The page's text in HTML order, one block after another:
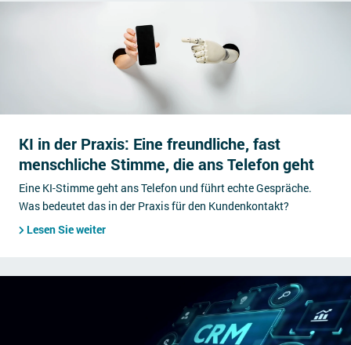
KI in der Praxis: Eine freundliche, fast
menschliche Stimme, die ans Telefon geht
Eine KI-Stimme geht ans Telefon und führt echte Gespräche.
Was bedeutet das in der Praxis für den Kundenkontakt?
Lesen Sie weiter